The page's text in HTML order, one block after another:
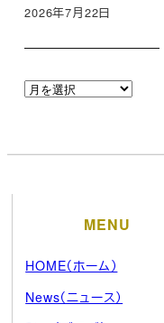
2026年7月22日
ア
イ
MENU
HOME（ホーム）
News（ニュース）